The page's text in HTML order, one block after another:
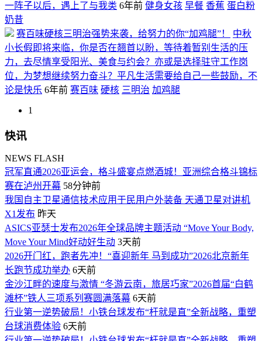
一阵子以后，遇上了与我类 6年前 健身女孩 早餐 香蕉 蛋白粉
奶昔
赛百味硬核三明治强势来袭，给努力的你“加鸡腿”！
中秋
小长假即将来临，你是否在翘首以盼，等待着暂别生活的压
力，去尽情享受阳光、美食与约会？亦或是选择驻守工作岗
位，为梦想继续努力奋斗？平凡生活需要给自己一些鼓励，不
论是快乐 6年前 赛百味 硬核 三明治 加鸡腿
1
快讯
NEWS FLASH
冠军直通2026亚运会，格斗盛宴点燃酒城！亚洲综合格斗锦标
赛在泸州开幕 58分钟前
我国自主卫星通信技术应用于民用户外装备 天通卫星对讲机
X1发布 昨天
ASICS亚瑟士发布2026年全球品牌主题活动 “Move Your Body,
Move Your Mind好动好生动 3天前
2026开门红，跑者先冲！“喜迎新年 马到成功”2026北京新年
长跑节成功举办 6天前
金沙江畔的速度与激情 “冬游云南，旅居巧家”2026首届“白鹤
滩杯”铁人三项系列赛圆满落幕 6天前
行业第一逆势破局！小铁台球发布“杆就是直”全新战略，重塑
台球消费体验 6天前